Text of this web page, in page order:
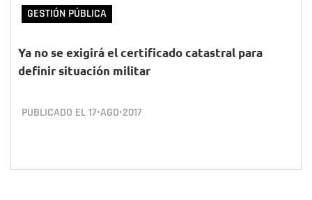
GESTIÓN PÚBLICA
Ya no se exigirá el certificado catastral para
definir situación militar
PUBLICADO EL17•AGO•2017